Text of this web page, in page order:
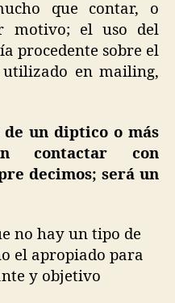
que contar, o
motivo; el uso del
procedente sobre el
en mailing,
un diptico o más
contactar con
decimos; será un
no hay un tipo de
el apropiado para
y objetivo